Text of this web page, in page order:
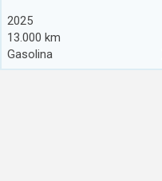
2025
13.000 km
Gasolina